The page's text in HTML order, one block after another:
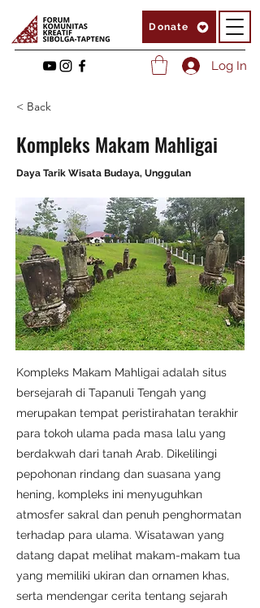
Donate
Log In
< Back
Kompleks Makam Mahligai
Daya Tarik Wisata Budaya, Unggulan
Kompleks Makam Mahligai adalah situs
bersejarah di Tapanuli Tengah yang
merupakan tempat peristirahatan terakhir
para tokoh ulama pada masa lalu yang
berdakwah dari tanah Arab. Dikelilingi
pepohonan rindang dan suasana yang
hening, kompleks ini menyuguhkan
atmosfer sakral dan penuh penghormatan
terhadap para ulama. Wisatawan yang
datang dapat melihat makam-makam tua
yang memiliki ukiran dan ornamen khas,
serta mendengar cerita tentang sejarah